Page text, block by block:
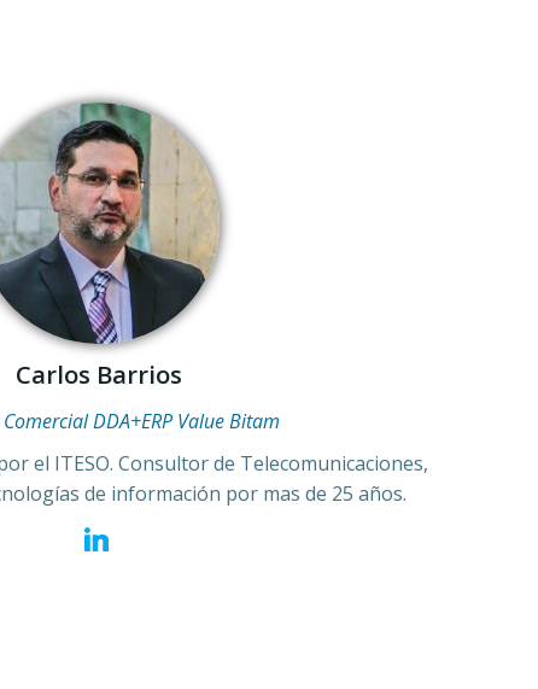
Carlos Barrios
DDA+ERP Value Bitam
el ITESO. Consultor de Telecomunicaciones,
de información por mas de 25 años.